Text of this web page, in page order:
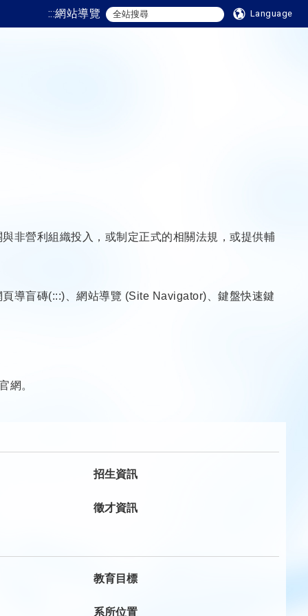
:::網站導覽 Language
非營利組織投入，或制定正式的相關法規，或提供輔
導盲磚(:::)、網站導覽 (Site Navigator)、鍵盤快速鍵
網。
招生資訊
徵才資訊
教育目標
系所位置